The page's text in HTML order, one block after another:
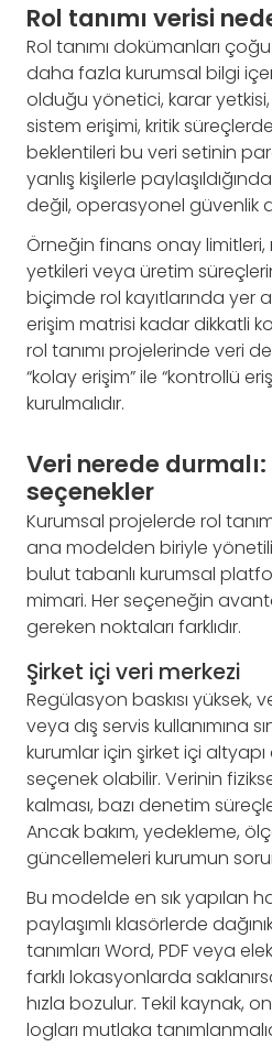
Rol tanımı verisi
Rol tanımı dokümanları
daha fazla kurumsal bilgi
olduğu yönetici, karar
sistem erişimi, kritik
beklentileri bu veri setinin
yanlış kişilerle
değil, operasyonel güvenlik
Örneğin finans onay limitleri,
yetkileri veya üretim
biçimde rol kayıtlarında yer
erişim matrisi kadar dikkatli
rol tanımı projelerinde veri
“kolay erişim” ile “kontrollü
kurulmalıdır.
Veri nerede
seçenekler
Kurumsal projelerde rol
ana modelden biriyle
bulut tabanlı kurumsal
mimari. Her seçeneğin
gereken noktaları farklıdır.
Şirket içi veri merkezi
Regülasyon baskısı yüksek,
veya dış servis kullanımına
kurumlar için şirket içi
seçenek olabilir. Verinin
kalması, bazı denetim
Ancak bakım, yedekleme,
güncellemeleri kurumun
Bu modelde en sık yapılan
paylaşımlı klasörlerde
tanımları Word, PDF veya
farklı lokasyonlarda
hızla bozulur. Tekil kaynak,
logları mutlaka